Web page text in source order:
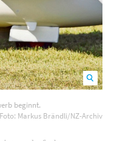
beginnt.
Foto: Markus Brändli/NZ-Archiv